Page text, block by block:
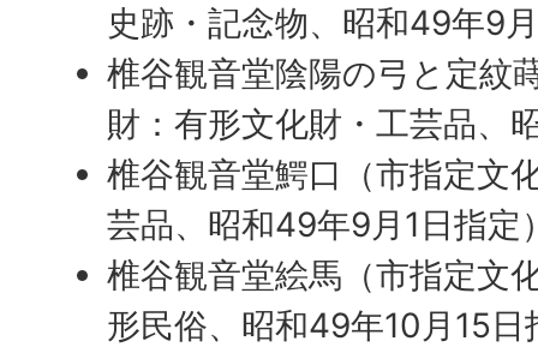
史跡・記念物、昭和49年9
椎谷観音堂陰陽の弓と定紋
財：有形文化財・工芸品、
椎谷観音堂鰐口（市指定文
芸品、昭和49年9月1日指定
椎谷観音堂絵馬（市指定文
形民俗、昭和49年10月15日